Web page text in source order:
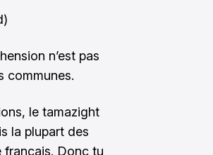
n’est pas
communes.
le tamazight
la plupart des
français. Donc tu